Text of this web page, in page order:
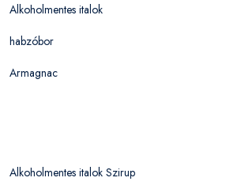
Alkoholmentes italok
habzóbor
Armagnac
Alkoholmentes italok Szirup